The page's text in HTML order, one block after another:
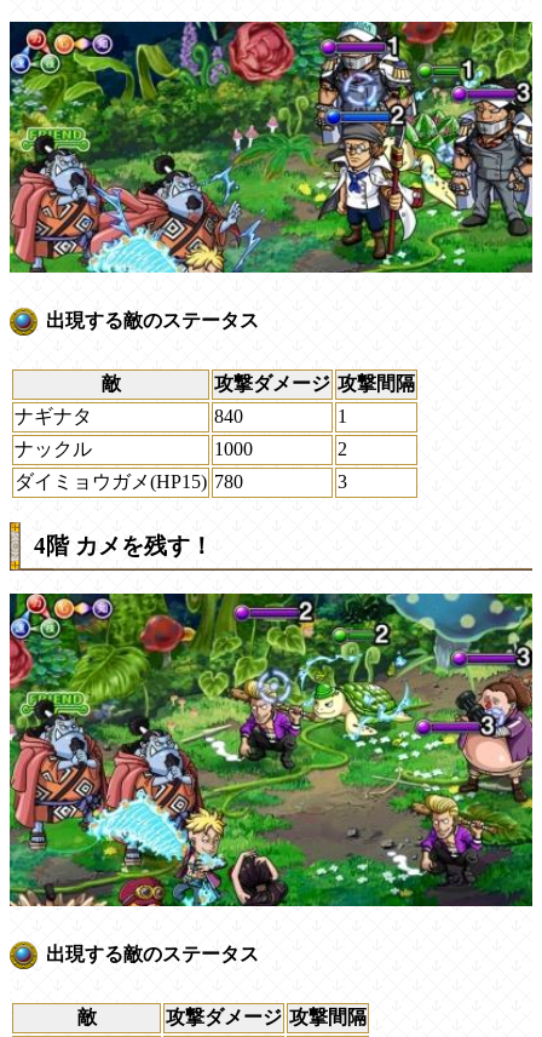
出現する敵のステータス
敵 攻撃ダメージ 攻撃間隔
ナギナタ
840
1
ナックル
1000
2
ダイミョウガメ(HP15) 780 3
4階 カメを残す！
出現する敵のステータス
敵 攻撃ダメージ 攻撃間隔